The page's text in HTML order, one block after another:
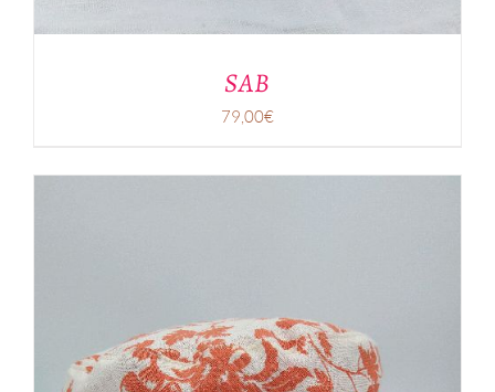
SAB
79,00€